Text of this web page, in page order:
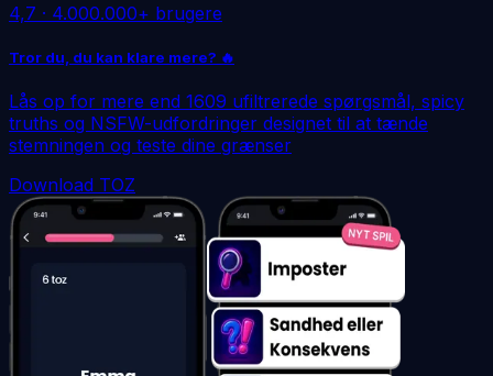
4,7 · 4.000.000+ brugere
Tror du, du kan klare mere? 🔥
Lås op for mere end 1609 ufiltrerede spørgsmål, spicy
truths og NSFW-udfordringer designet til at tænde
stemningen og teste dine grænser
Download TOZ